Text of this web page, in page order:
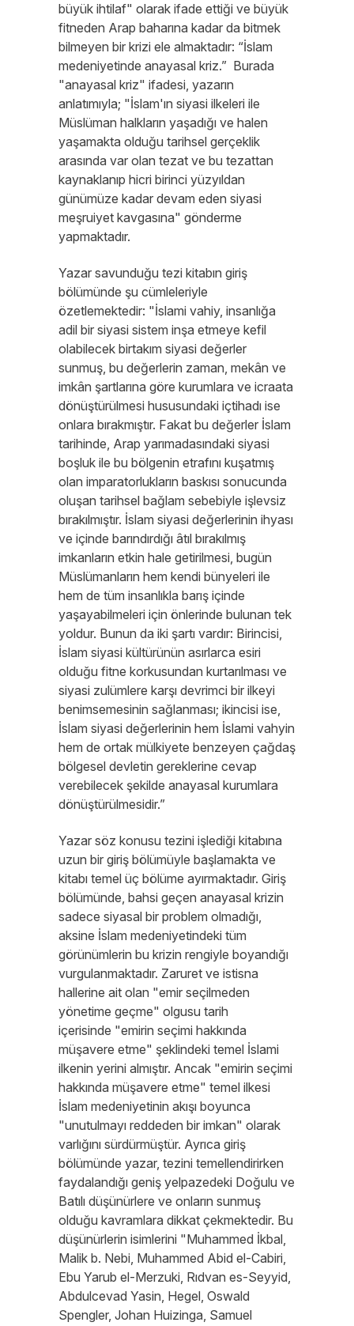
büyük ihtilaf" olarak ifade ettiği ve büyük
fitneden Arap baharına kadar da bitmek
bilmeyen bir krizi ele almaktadır: “İslam
medeniyetinde anayasal kriz.” Burada
"anayasal kriz" ifadesi, yazarın
anlatımıyla; "İslam'ın siyasi ilkeleri ile
Müslüman halkların yaşadığı ve halen
yaşamakta olduğu tarihsel gerçeklik
arasında var olan tezat ve bu tezattan
kaynaklanıp hicri birinci yüzyıldan
günümüze kadar devam eden siyasi
meşruiyet kavgasına" gönderme
yapmaktadır.
Yazar savunduğu tezi kitabın giriş
bölümünde şu cümleleriyle
özetlemektedir: "İslami vahiy, insanlığa
adil bir siyasi sistem inşa etmeye kefil
olabilecek birtakım siyasi değerler
sunmuş, bu değerlerin zaman, mekân ve
imkân şartlarına göre kurumlara ve icraata
dönüştürülmesi hususundaki içtihadı ise
onlara bırakmıştır. Fakat bu değerler İslam
tarihinde, Arap yarımadasındaki siyasi
boşluk ile bu bölgenin etrafını kuşatmış
olan imparatorlukların baskısı sonucunda
oluşan tarihsel bağlam sebebiyle işlevsiz
bırakılmıştır. İslam siyasi değerlerinin ihyası
ve içinde barındırdığı âtıl bırakılmış
imkanların etkin hale getirilmesi, bugün
Müslümanların hem kendi bünyeleri ile
hem de tüm insanlıkla barış içinde
yaşayabilmeleri için önlerinde bulunan tek
yoldur. Bunun da iki şartı vardır: Birincisi,
İslam siyasi kültürünün asırlarca esiri
olduğu fitne korkusundan kurtarılması ve
siyasi zulümlere karşı devrimci bir ilkeyi
benimsemesinin sağlanması; ikincisi ise,
İslam siyasi değerlerinin hem İslami vahyin
hem de ortak mülkiyete benzeyen çağdaş
bölgesel devletin gereklerine cevap
verebilecek şekilde anayasal kurumlara
dönüştürülmesidir.”
Yazar söz konusu tezini işlediği kitabına
uzun bir giriş bölümüyle başlamakta ve
kitabı temel üç bölüme ayırmaktadır. Giriş
bölümünde, bahsi geçen anayasal krizin
sadece siyasal bir problem olmadığı,
aksine İslam medeniyetindeki tüm
görünümlerin bu krizin rengiyle boyandığı
vurgulanmaktadır. Zaruret ve istisna
hallerine ait olan "emir seçilmeden
yönetime geçme" olgusu tarih
içerisinde "emirin seçimi hakkında
müşavere etme" şeklindeki temel İslami
ilkenin yerini almıştır. Ancak "emirin seçimi
hakkında müşavere etme" temel ilkesi
İslam medeniyetinin akışı boyunca
"unutulmayı reddeden bir imkan" olarak
varlığını sürdürmüştür. Ayrıca giriş
bölümünde yazar, tezini temellendirirken
faydalandığı geniş yelpazedeki Doğulu ve
Batılı düşünürlere ve onların sunmuş
olduğu kavramlara dikkat çekmektedir. Bu
düşünürlerin isimlerini "Muhammed İkbal,
Malik b. Nebi, Muhammed Abid el-Cabiri,
Ebu Yarub el-Merzuki, Rıdvan es-Seyyid,
Abdulcevad Yasin, Hegel, Oswald
Spengler, Johan Huizinga, Samuel